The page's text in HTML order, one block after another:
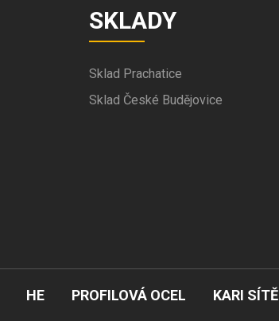
SKLADY
Sklad Prachatice
Sklad České Budějovice
HE PROFILOVÁ OCEL KARI SÍTĚ